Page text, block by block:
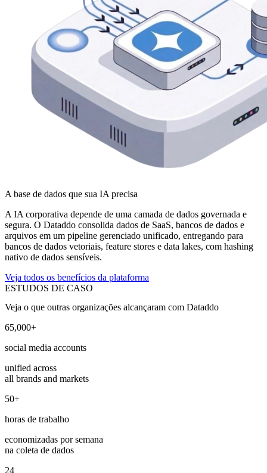
A base de dados que sua IA precisa
A IA corporativa depende de uma camada de dados governada e
segura. O Dataddo consolida dados de SaaS, bancos de dados e
arquivos em um pipeline gerenciado unificado, entregando para
bancos de dados vetoriais, feature stores e data lakes, com hashing
nativo de dados sensíveis.
Veja todos os benefícios da plataforma
ESTUDOS DE CASO
Veja o que outras organizações alcançaram com Dataddo
65,000+
social media accounts
unified across
all brands and markets
50+
horas de trabalho
economizadas por semana
na coleta de dados
24